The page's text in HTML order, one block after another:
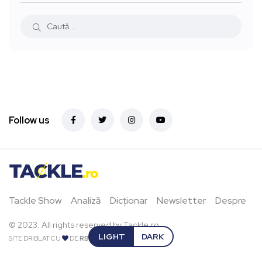
LIGHT DARK
Follow us
Tackle Show Analiză Dicționar Newsletter Despre
© 2023. All rights reserved by Tackle.ro.
SITE DRIBLAT CU DERBPIXEL